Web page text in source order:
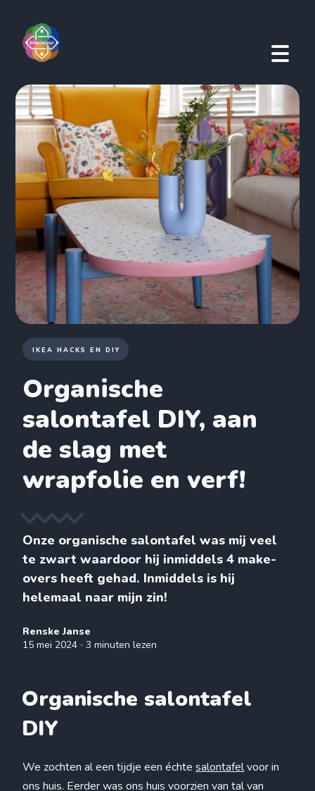
IKEA HACKS EN DIY
Organische
salontafel DIY, aan
de slag met
wrapfolie en verf!
Onze organische salontafel was mij veel
te zwart waardoor hij inmiddels 4 make-
overs heeft gehad. Inmiddels is hij
helemaal naar mijn zin!
Renske Janse
15 mei 2024 ∙ 3 minuten lezen
Organische salontafel
DIY
We zochten al een tijdje een échtesalontafelvoor in
ons huis. Eerder was ons huis voorzien van tal van